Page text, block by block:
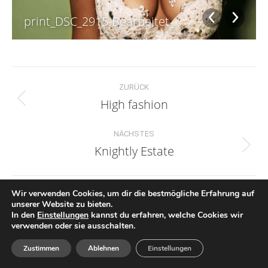
print_DSC_2915-Bearbeitet_
Navigation
ZURÜCK
Vorheriges
High fashion
NÄCHSTES
Nächstes
Knightly Estate
©2022 - Dreher - Professional Hair and Make Up Artist
Impressum & Datenschutz
Wir verwenden Cookies, um dir die bestmögliche Erfahrung auf
unserer Website zu bieten.
In den Einstellungen kannst du erfahren, welche Cookies wir
verwenden oder sie ausschalten.
Zustimmen Ablehnen Einstellungen